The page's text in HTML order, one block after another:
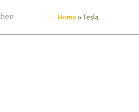
Home»Tesla